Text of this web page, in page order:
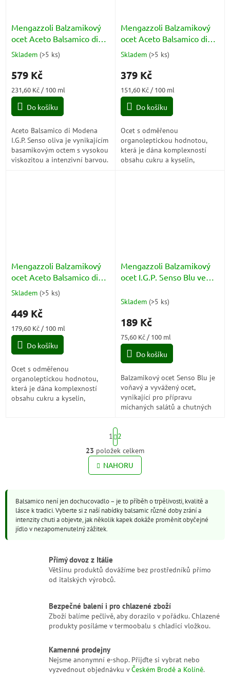
Mengazzoli Balzamikový
ocet Aceto Balsamico di
Modena IGP Calamaio
Senso Verde Oliva 250ml
Průměrné
produktu
5,0
5
Skladem (>5 ks)
579 Kč
Měrná
cena:
231,60 Kč / 100 ml
Do košíku
Aceto Balsamico di Modena
I.G.P. Senso oliva je vynikajícím
basamikovým octem s vysokou
viskozitou a intenzivní barvou.
Mengazzoli Balzamikový
ocet Aceto Balsamico di
Modena IGP Calamaio
Senso Azzuro 250ml
Průměrné
produktu
2,0
5
Skladem (>5 ks)
379 Kč
Měrná
cena:
151,60 Kč / 100 ml
Do košíku
Ocet s odměřenou
organoleptickou hodnotou,
která je dána komplexností
obsahu cukru a kyselin,
Mengazzoli Balzamikový
ocet Aceto Balsamico di
Modena IGP Calamaio
Senso Azzuro BOX 250ml
Průměrné
produktu
5,0
5
Skladem (>5 ks)
449 Kč
Měrná
cena:
179,60 Kč / 100 ml
Do košíku
Ocet s odměřenou
organoleptickou hodnotou,
která je dána komplexností
obsahu cukru a kyselin,
Mengazzoli Balzamikový
ocet I.G.P. Senso Blu ve
Modena Spray 250ml
Skladem (>5 ks)
189 Kč
Měrná
cena:
75,60 Kč / 100 ml
Do košíku
Balzamikový ocet Senso Blu je
voňavý a vyvážený ocet,
vynikající pro přípravu
míchaných salátů a chutných
produkt, a proto...
O
v
l
a
c
í
y
v
i
s
u
S
t
r
á
n
k
á
n
í
1
2
23 položek celkem
NAHORU
Balsamico není jen dochucovadlo – je to příběh o trpělivosti, kvalitě a
lásce k tradici. Vyberte si z naší nabídky balsamic různé doby zrání a
intenzity chuti a objevte, jak několik kapek dokáže proměnit obyčejné
jídlo v nezapomenutelný zážitek.
Přímý dovoz z Itálie
Většinu produktů dovážíme bez prostředníků přímo
od italských výrobců.
Bezpečné balení i pro chlazené zboží
Zboží balíme pečlivě, aby dorazilo v pořádku. Chlazené
produkty posíláme v termoobalu s chladicí vložkou.
Kamenné prodejny
Nejsme anonymní e-shop. Přijďte si vybrat nebo
vyzvednout objednávku vČeském Brodě a Kolíně.